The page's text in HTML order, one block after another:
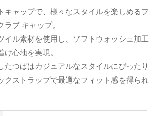
キャップで、様々なスタイルを楽しめるフ
ブ キャップ。
イル素材を使用し、ソフトウォッシュ加工
心地を実現。
たつばはカジュアルなスタイルにぴったり
クストラップで最適なフィット感を得られ